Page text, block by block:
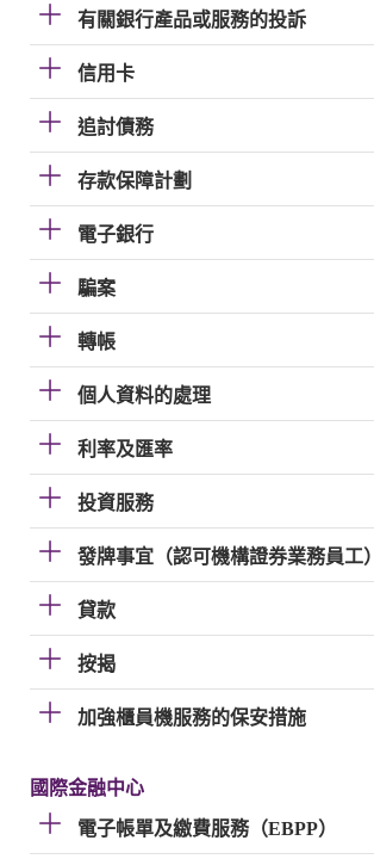
有關銀行產品或服務的投訴
信用卡
追討債務
存款保障計劃
電子銀行
騙案
轉帳
個人資料的處理
利率及匯率
投資服務
發牌事宜（認可機構證券業務員工）
貸款
按揭
加強櫃員機服務的保安措施
國際金融中心
電子帳單及繳費服務（EBPP）